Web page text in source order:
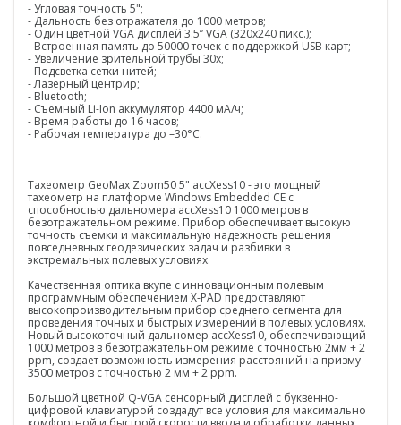
Мониторинг
ГНСС-мониторинг
Интерферометрические радары
БПЛА
Аэрофотокамеры
Геоскан
DJI
InnoSpector
Гидрография
БПВА
ОЛЭ
МЛЭ
ADCP
- Угловая точность 5";
- Дальность без отражателя до 1000 метров;
- Один цветной VGA дисплей 3.5” VGA (320х240 пикс.);
- Встроенная память до 50000 точек с поддержкой USB карт;
- Увеличение зрительной трубы 30х;
- Подсветка сетки нитей;
- Лазерный центрир;
- Bluetooth;
- Съемный Li-Ion аккумулятор 4400 мА/ч;
- Время работы до 16 часов;
- Рабочая температура до –30°C.
Тахеометр GeoMax Zoom50 5" accXess10 - это мощный
тахеометр на платформе Windows Embedded CE с
способностью дальномера accXess10 1000 метров в
безотражательном режиме. Прибор обеспечивает высокую
точность съемки и максимальную надежность решения
повседневных геодезических задач и разбивки в
экстремальных полевых условиях.
Качественная оптика вкупе с инновационным полевым
программным обеспечением X-PAD предоставляют
высокопроизводительным прибор среднего сегмента для
проведения точных и быстрых измерений в полевых условиях.
Новый высокоточный дальномер accXess10, обеспечивающий
1000 метров в безотражательном режиме с точностью 2мм + 2
ppm, создает возможность измерения расстояний на призму
3500 метров с точностью 2 мм + 2 ppm.
Большой цветной Q-VGA сенсорный дисплей с буквенно-
цифровой клавиатурой создадут все условия для максимально